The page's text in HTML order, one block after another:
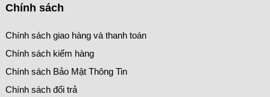
Chính sách
Chính sách giao hàng và thanh toán
Chính sách kiểm hàng
Chính sách Bảo Mật Thông Tin
Chính sách đổi trả